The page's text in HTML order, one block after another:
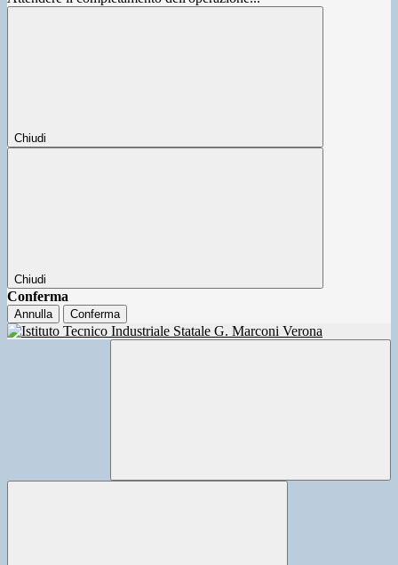
Chiudi
Chiudi
Conferma
Annulla Conferma